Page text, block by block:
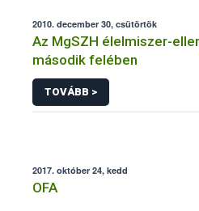
2010. december 30, csütörtök
Az MgSZH élelmiszer-
második felében
TOVÁBB >
2017. október 24, kedd
OFA